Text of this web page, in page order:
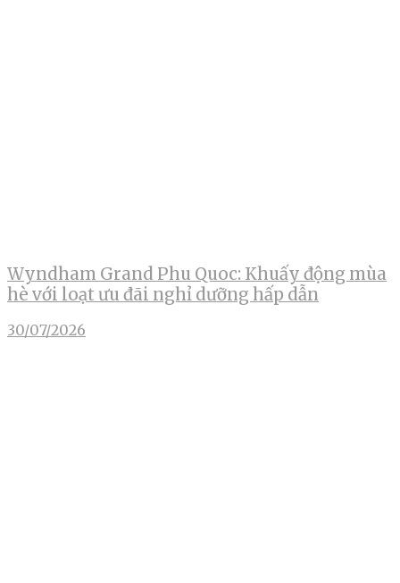
Wyndham Grand Phu Quoc: Khuấy động mùa
hè với loạt ưu đãi nghỉ dưỡng hấp dẫn
30/07/2026